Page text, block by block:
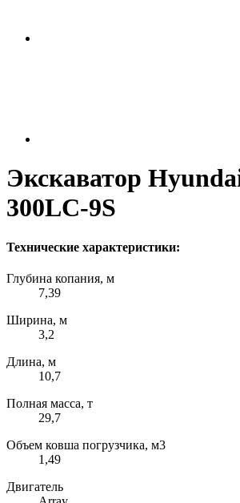
Экскаватор
300LC-9S
Технические характеристики:
Глубина копания, м
7,39
Ширина, м
3,2
Длина, м
10,7
Полная масса, т
29,7
Объем ковша погрузчика, м3
1,49
Двигатель